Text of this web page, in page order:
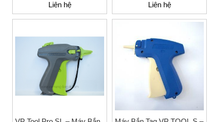
Liên hệ
Liên hệ